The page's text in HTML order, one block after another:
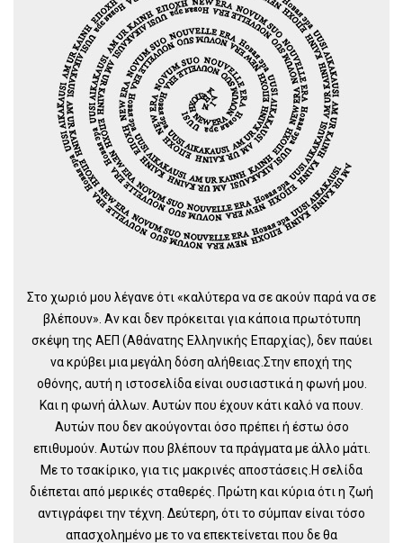
Στο χωριό μου λέγανε ότι «καλύτερα να σε ακούν παρά να σε
βλέπουν». Αν και δεν πρόκειται για κάποια πρωτότυπη
σκέψη της ΑΕΠ (Αθάνατης Ελληνικής Επαρχίας), δεν παύει
να κρύβει μια μεγάλη δόση αλήθειας.Στην εποχή της
οθόνης, αυτή η ιστοσελίδα είναι ουσιαστικά η φωνή μου.
Και η φωνή άλλων. Αυτών που έχουν κάτι καλό να πουν.
Αυτών που δεν ακούγονται όσο πρέπει ή έστω όσο
επιθυμούν. Αυτών που βλέπουν τα πράγματα με άλλο μάτι.
Με το τσακίρικο, για τις μακρινές αποστάσεις.Η σελίδα
διέπεται από μερικές σταθερές. Πρώτη και κύρια ότι η ζωή
αντιγράφει την τέχνη. Δεύτερη, ότι το σύμπαν είναι τόσο
απασχολημένο με το να επεκτείνεται που δε θα